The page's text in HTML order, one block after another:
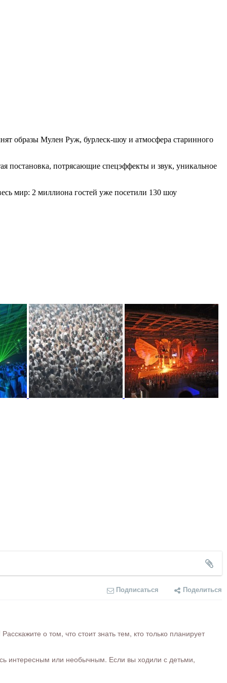
образы Мулен Руж, бурлеск-шоу и атмосфера старинного
постановка, потрясающие спецэффекты и звук, уникальное
мир: 2 миллиона гостей уже посетили 130 шоу
Подписаться Поделиться
о том, что стоит знать тем, кто только планирует
интересным или необычным. Если вы ходили с детьми,